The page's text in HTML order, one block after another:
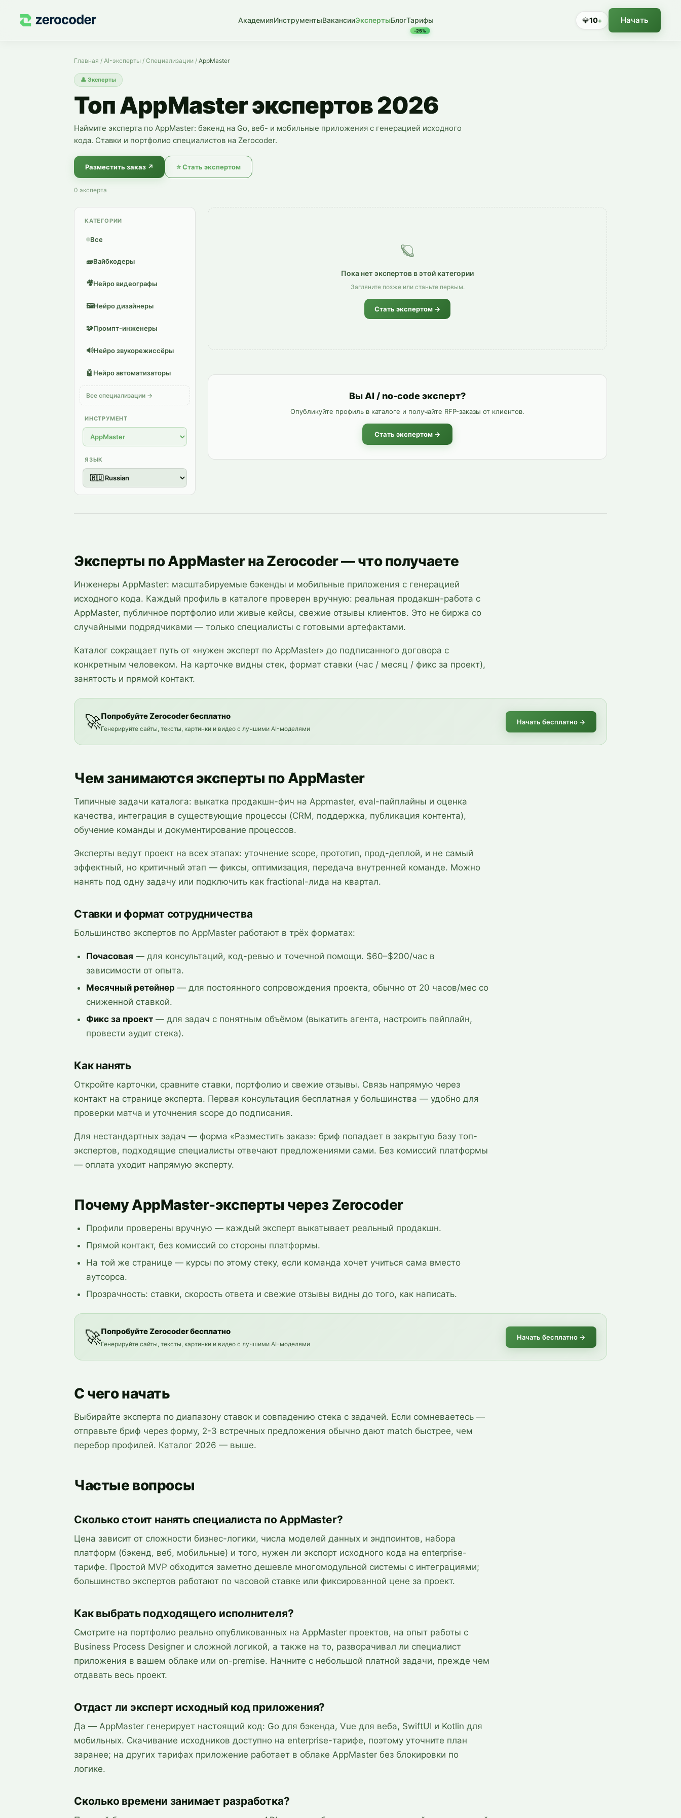
АкадемияИнструментыВакансииЭкспертыБлогТарифы
-25%
💎10+ Начать
Главная / AI-эксперты / Специализации / AppMaster
👤 Эксперты
Топ AppMaster экспертов 2026
Наймите эксперта по AppMaster: бэкенд на Go, веб- и мобильные приложения с генерацией исходного
кода. Ставки и портфолио специалистов на Zerocoder.
Разместить заказ ↗ ⭐Стать экспертом
0 эксперта
КАТЕГОРИИ
Все
🧱Вайбкодеры
🎥Нейро видеографы
🖼️Нейро дизайнеры
🧩Промпт-инженеры
🔊Нейро звукорежиссёры
🤖Нейро автоматизаторы
Все специализации →
ИНСТРУМЕНТ
ЯЗЫК
🪐
Пока нет экспертов в этой категории
Загляните позже или станьте первым.
Стать экспертом →
Вы AI / no-code эксперт?
Опубликуйте профиль в каталоге и получайте RFP-заказы от клиентов.
Стать экспертом →
Эксперты по AppMaster на Zerocoder — что получаете
Инженеры AppMaster: масштабируемые бэкенды и мобильные приложения с генерацией
исходного кода. Каждый профиль в каталоге проверен вручную: реальная продакшн-работа с
AppMaster, публичное портфолио или живые кейсы, свежие отзывы клиентов. Это не биржа со
случайными подрядчиками — только специалисты с готовыми артефактами.
Каталог сокращает путь от «нужен эксперт по AppMaster» до подписанного договора с
конкретным человеком. На карточке видны стек, формат ставки (час / месяц / фикс за проект),
занятость и прямой контакт.
🚀Попробуйте Zerocoder бесплатно
Генерируйте сайты, тексты, картинки и видео с лучшими AI-моделями
Начать бесплатно →
Чем занимаются эксперты по AppMaster
Типичные задачи каталога: выкатка продакшн-фич на Appmaster, eval-пайплайны и оценка
качества, интеграция в существующие процессы (CRM, поддержка, публикация контента),
обучение команды и документирование процессов.
Эксперты ведут проект на всех этапах: уточнение scope, прототип, прод-деплой, и не самый
эффектный, но критичный этап — фиксы, оптимизация, передача внутренней команде. Можно
нанять под одну задачу или подключить как fractional-лида на квартал.
Ставки и формат сотрудничества
Большинство экспертов по AppMaster работают в трёх форматах:
Почасовая — для консультаций, код-ревью и точечной помощи. $60–$200/час в
зависимости от опыта.
Месячный ретейнер — для постоянного сопровождения проекта, обычно от 20 часов/мес со
сниженной ставкой.
Фикс за проект — для задач с понятным объёмом (выкатить агента, настроить пайплайн,
провести аудит стека).
Как нанять
Откройте карточки, сравните ставки, портфолио и свежие отзывы. Связь напрямую через
контакт на странице эксперта. Первая консультация бесплатная у большинства — удобно для
проверки матча и уточнения scope до подписания.
Для нестандартных задач — форма «Разместить заказ»: бриф попадает в закрытую базу топ-
экспертов, подходящие специалисты отвечают предложениями сами. Без комиссий платформы
— оплата уходит напрямую эксперту.
Почему AppMaster-эксперты через Zerocoder
Профили проверены вручную — каждый эксперт выкатывает реальный продакшн.
Прямой контакт, без комиссий со стороны платформы.
На той же странице — курсы по этому стеку, если команда хочет учиться сама вместо
аутсорса.
Прозрачность: ставки, скорость ответа и свежие отзывы видны до того, как написать.
🚀Попробуйте Zerocoder бесплатно
Генерируйте сайты, тексты, картинки и видео с лучшими AI-моделями
Начать бесплатно →
С чего начать
Выбирайте эксперта по диапазону ставок и совпадению стека с задачей. Если сомневаетесь —
отправьте бриф через форму, 2-3 встречных предложения обычно дают match быстрее, чем
перебор профилей. Каталог 2026 — выше.
Частые вопросы
Сколько стоит нанять специалиста по AppMaster?
Цена зависит от сложности бизнес-логики, числа моделей данных и эндпоинтов, набора
платформ (бэкенд, веб, мобильные) и того, нужен ли экспорт исходного кода на enterprise-
тарифе. Простой MVP обходится заметно дешевле многомодульной системы с интеграциями;
большинство экспертов работают по часовой ставке или фиксированной цене за проект.
Как выбрать подходящего исполнителя?
Смотрите на портфолио реально опубликованных на AppMaster проектов, на опыт работы с
Business Process Designer и сложной логикой, а также на то, разворачивал ли специалист
приложения в вашем облаке или on-premise. Начните с небольшой платной задачи, прежде чем
отдавать весь проект.
Отдаст ли эксперт исходный код приложения?
Да — AppMaster генерирует настоящий код: Go для бэкенда, Vue для веба, SwiftUI и Kotlin для
мобильных. Скачивание исходников доступно на enterprise-тарифе, поэтому уточните план
заранее; на других тарифах приложение работает в облаке AppMaster без блокировки по
логике.
Сколько времени занимает разработка?